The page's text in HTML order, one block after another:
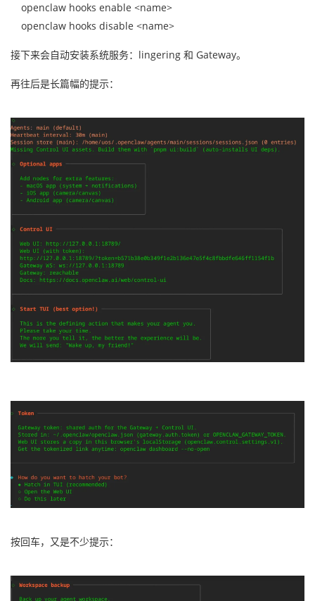
openclaw hooks enable <name>
openclaw hooks disable <name>
接下来会自动安装系统服务：lingering 和 Gateway。
再往后是长篇幅的提示：
按回车，又是不少提示：